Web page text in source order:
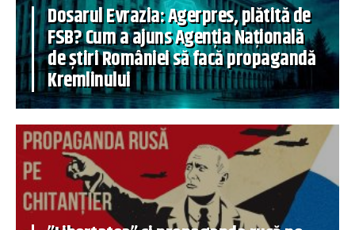
Dosarul Evrazia: Agerpres, plătită de
FSB? Cum a ajuns Agenția Națională
de știri României să facă propagandă
Kremlinului